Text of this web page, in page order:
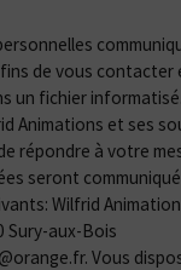
de vous contacter
un fichier
Animations et ses
répondre à votre
seront
Wilfrid
Sury-aux-Bois
Vous